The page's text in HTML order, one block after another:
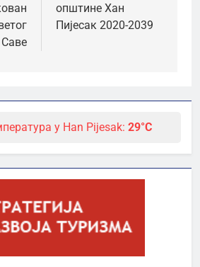
Саве
општине Хан
Пијесак 2020-2039
у Han Pijesak: 29°C